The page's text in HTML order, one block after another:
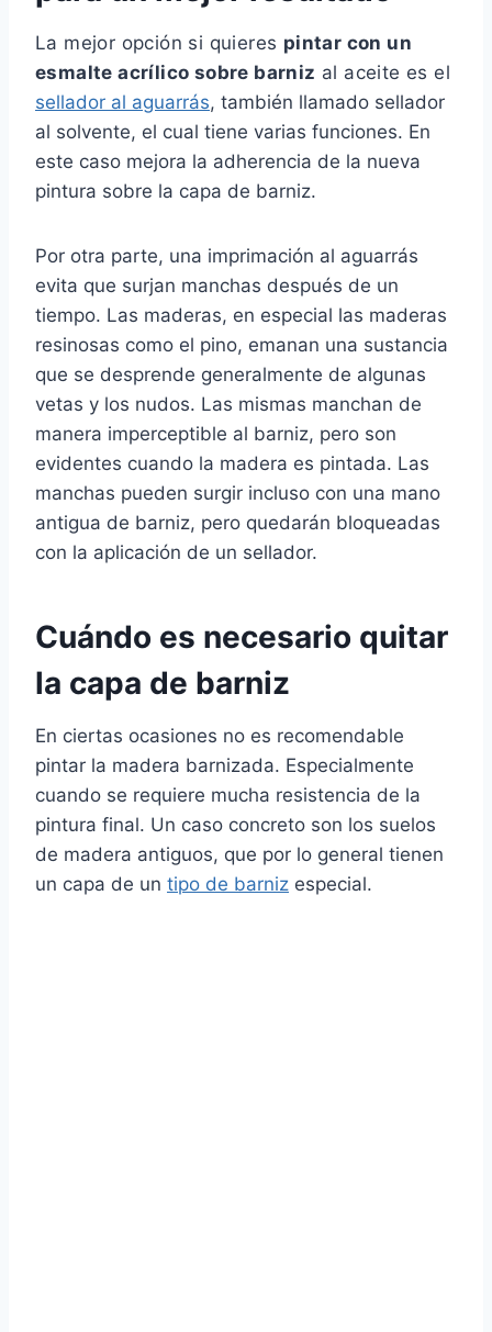
La mejor opción si quieres pintar con un
esmalte acrílico sobre barniz al aceite es el
sellador al aguarrás, también llamado sellador
al solvente, el cual tiene varias funciones. En
este caso mejora la adherencia de la nueva
pintura sobre la capa de barniz.
Por otra parte, una imprimación al aguarrás
evita que surjan manchas después de un
tiempo. Las maderas, en especial las maderas
resinosas como el pino, emanan una sustancia
que se desprende generalmente de algunas
vetas y los nudos. Las mismas manchan de
manera imperceptible al barniz, pero son
evidentes cuando la madera es pintada. Las
manchas pueden surgir incluso con una mano
antigua de barniz, pero quedarán bloqueadas
con la aplicación de un sellador.
Cuándo es necesario quitar
la capa de barniz
En ciertas ocasiones no es recomendable
pintar la madera barnizada. Especialmente
cuando se requiere mucha resistencia de la
pintura final. Un caso concreto son los suelos
de madera antiguos, que por lo general tienen
un capa de un tipo de barniz especial.